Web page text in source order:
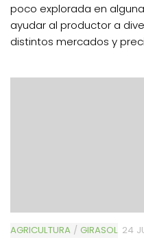
poco explorada en
ayudar al productor a
distintos mercados y
AGRICULTURA / GIRASOL 24